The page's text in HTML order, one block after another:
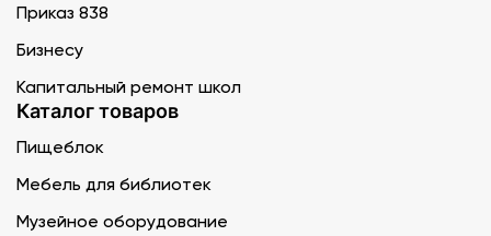
Приказ 838
Бизнесу
Капитальный ремонт школ
Каталог товаров
Пищеблок
Мебель для библиотек
Музейное оборудование